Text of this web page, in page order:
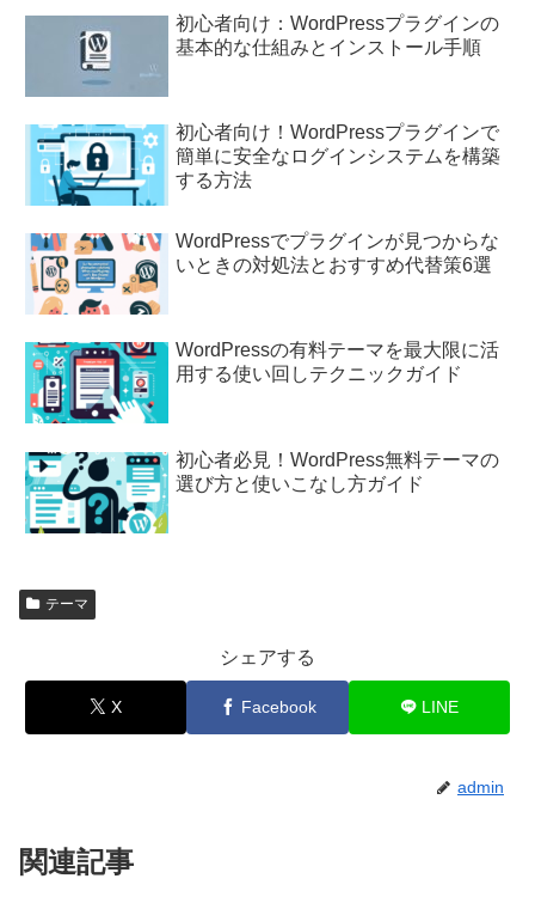
初心者向け：WordPressプラグインの
基本的な仕組みとインストール手順
初心者向け！WordPressプラグインで
簡単に安全なログインシステムを構築
する方法
WordPressでプラグインが見つからな
いときの対処法とおすすめ代替策6選
WordPressの有料テーマを最大限に活
用する使い回しテクニックガイド
初心者必見！WordPress無料テーマの
選び方と使いこなし方ガイド
テーマ
シェアする
X Facebook LINE
admin
関連記事